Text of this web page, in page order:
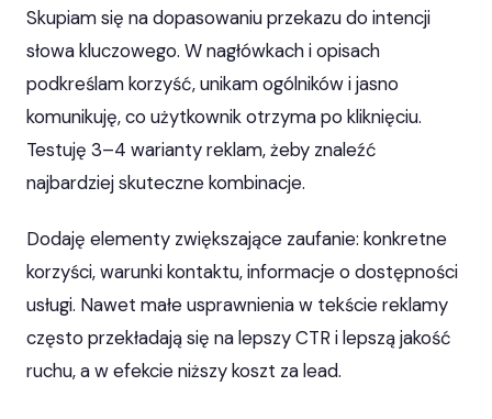
Skupiam się na dopasowaniu przekazu do intencji
słowa kluczowego. W nagłówkach i opisach
podkreślam korzyść, unikam ogólników i jasno
komunikuję, co użytkownik otrzyma po kliknięciu.
Testuję 3–4 warianty reklam, żeby znaleźć
najbardziej skuteczne kombinacje.
Dodaję elementy zwiększające zaufanie: konkretne
korzyści, warunki kontaktu, informacje o dostępności
usługi. Nawet małe usprawnienia w tekście reklamy
często przekładają się na lepszy CTR i lepszą jakość
ruchu, a w efekcie niższy koszt za lead.